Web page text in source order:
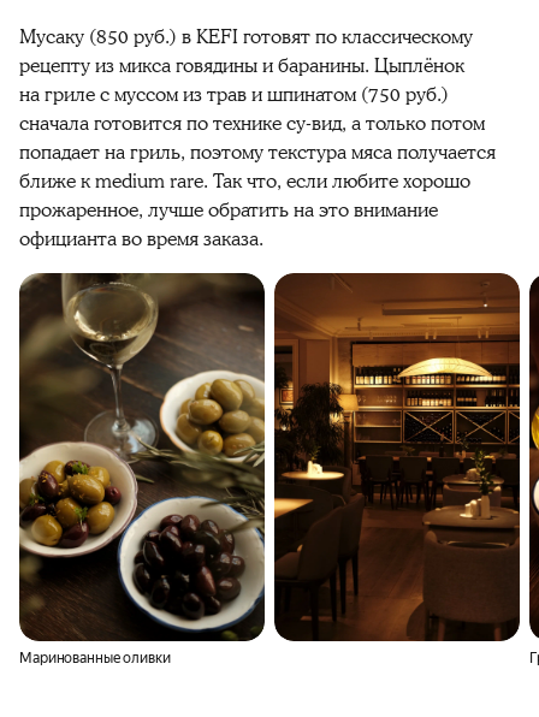
Мусаку (850 руб.) в KEFI готовят по классическому
рецепту из микса говядины и баранины. Цыплёнок
на гриле с муссом из трав и шпинатом (750 руб.)
сначала готовится по технике су-вид, а только потом
попадает на гриль, поэтому текстура мяса получается
ближе к medium rare. Так что, если любите хорошо
прожаренное, лучше обратить на это внимание
официанта во время заказа.
Маринованные оливки